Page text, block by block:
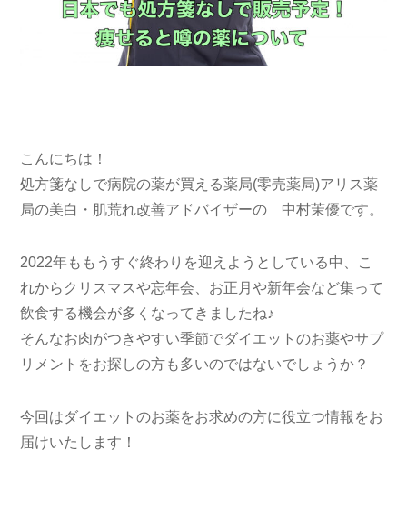
こんにちは！
処方箋なしで病院の薬が買える薬局(零売薬局)アリス薬
局の美白・肌荒れ改善アドバイザーの 中村茉優です。
2022年ももうすぐ終わりを迎えようとしている中、こ
れからクリスマスや忘年会、お正月や新年会など集って
飲食する機会が多くなってきましたね♪
そんなお肉がつきやすい季節でダイエットのお薬やサプ
リメントをお探しの方も多いのではないでしょうか？
今回はダイエットのお薬をお求めの方に役立つ情報をお
届けいたします！